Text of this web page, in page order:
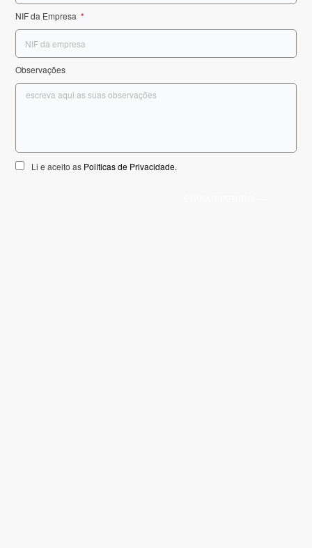
NIF da Empresa
Observações
Li e aceito as Políticas de Privacidade.